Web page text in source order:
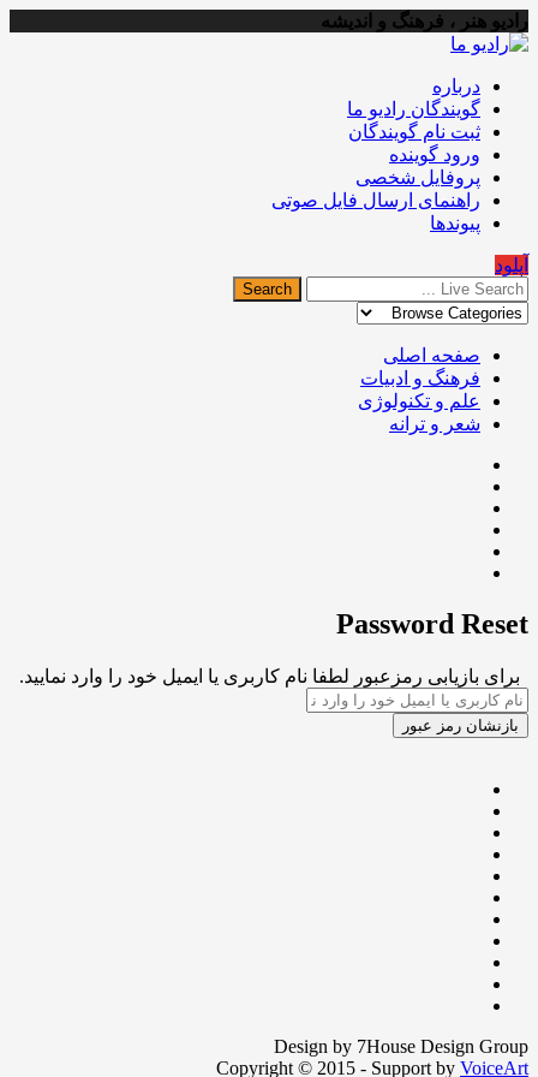
رادیو هنر ، فرهنگ و اندیشه
درباره
گویندگان رادیو ما
ثبت نام گویندگان
ورود گوینده
پروفایل شخصی
راهنمای ارسال فایل صوتی
پیوندها
آپلود
صفحه اصلی
فرهنگ و ادبیات
علم و تکنولوژی
شعر و ترانه
Password Reset
برای بازیابی رمزعبور لطفا نام کاربری یا ایمیل خود را وارد نمایید.
Design by 7House Design Group
Copyright © 2015 - Support by VoiceArt